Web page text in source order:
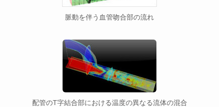
脈動を伴う血管吻合部の流れ
配管のT字結合部における温度の異なる流体の混合